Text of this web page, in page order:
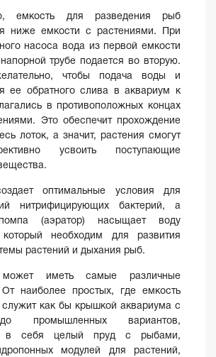
емкость для разведения рыб
ниже емкости с растениями. При
насоса вода из первой емкости
трубе подается во вторую.
чтобы подача воды и
ее обратного слива в аквариум к
в противоположных концах
Это обеспечит прохождение
лоток, а значит, растения смогут
усвоить поступающие
оптимальные условия для
нитрифицирующих бактерий, а
(аэратор) насыщает воду
который необходим для развития
растений и дыхания рыб.
может иметь самые различные
От наиболее простых, где емкость
служит как бы крышкой аквариума с
промышленных вариантов,
в себя целый пруд с рыбами,
модулей для растений,